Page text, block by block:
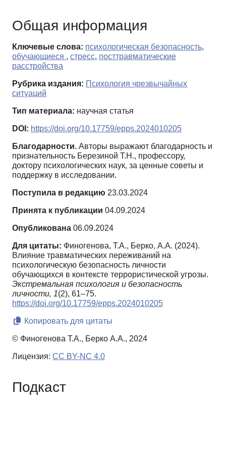
Общая информация
Ключевые слова: психологическая безопасность,
обучающиеся , стресс, посттравматические
расстройства
Рубрика издания: Психология чрезвычайных
ситуаций
Тип материала: научная статья
DOI: https://doi.org/10.17759/epps.2024010205
Благодарности. Авторы выражают благодарность и
признательность Березиной Т.Н., профессору,
доктору психологических наук, за ценные советы и
поддержку в исследовании.
Поступила в редакцию 23.03.2024
Принята к публикации 04.09.2024
Опубликована 06.09.2024
Для цитаты: Финогенова, Т.А., Берко, А.А. (2024).
Влияние травматических переживаний на
психологическую безопасность личности
обучающихся в контексте террористической угрозы.
Экстремальная психология и безопасность
личности, 1(2), 61–75.
https://doi.org/10.17759/epps.2024010205
Копировать для цитаты
© Финогенова Т.А., Берко А.А., 2024
Лицензия: CC BY-NC 4.0
Подкаст